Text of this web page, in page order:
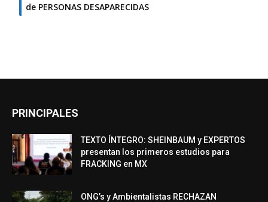
de PERSONAS DESAPARECIDAS
PRINCIPALES
TEXTO ÍNTEGRO: SHEINBAUM y EXPERTOS
presentan los primeros estudios para
FRACKING en MX
ONG’s y Ambientalistas RECHAZAN